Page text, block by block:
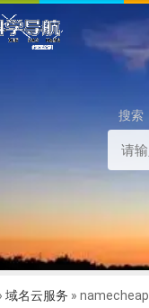
搜索
域名云服务 » namecheap